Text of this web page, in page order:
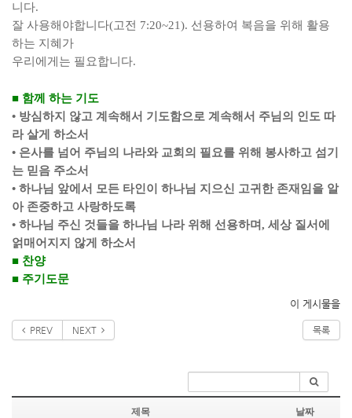
니다.
잘 사용해야합니다(고전 7:20~21). 선용하여 복음을 위해 활용
하는 지혜가
우리에게는 필요합니다.
■ 함께 하는 기도
• 방심하지 않고 계속해서 기도함으로 계속해서 주님의 인도 따
라 살게 하소서
• 은사를 넘어 주님의 나라와 교회의 필요를 위해 봉사하고 섬기
는 믿음 주소서
• 하나님 앞에서 모든 타인이 하나님 지으신 고귀한 존재임을 알
아 존중하고 사랑하도록
• 하나님 주신 것들을 하나님 나라 위해 선용하며, 세상 질서에
얽매어지지 않게 하소서
■ 찬양
■ 주기도문
이 게시물을
PREV NEXT 목록
제목 날짜